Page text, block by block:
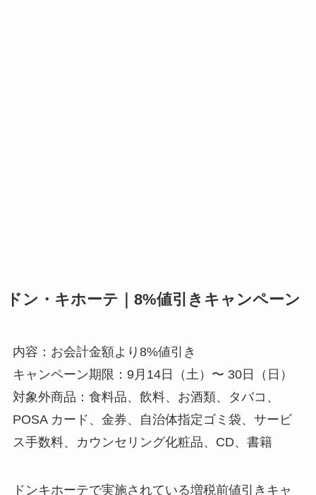
ドン・キホーテ｜8%値引きキャンペーン
内容：お会計金額より8%値引き
キャンペーン期限：9月14日（土）〜 30日（日）
対象外商品：食料品、 飲料、 お酒類、
タバコ、
POSA カード、 金券、 自治体指定ゴミ袋、 サービ
ス手数料、
カウンセリング化粧品、 CD、 書籍
ドンキホーテで実施されている増税前値引きキャ